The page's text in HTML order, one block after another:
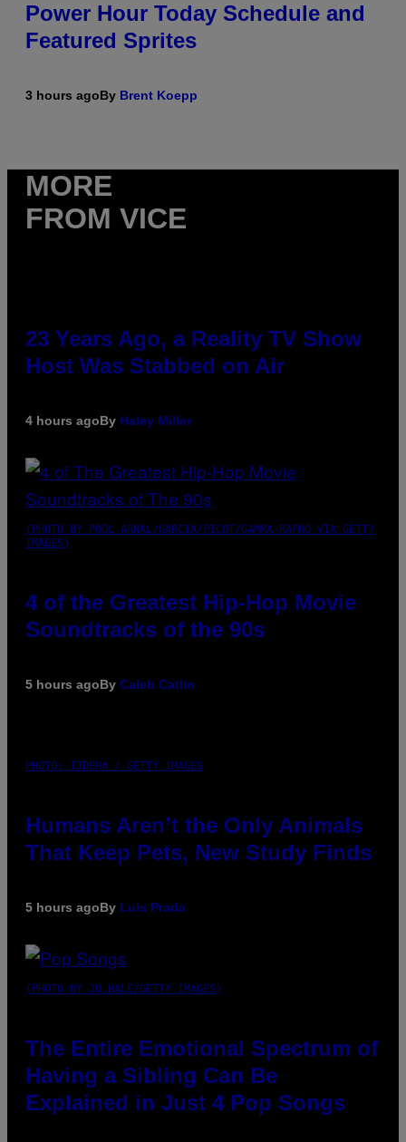
Power Hour Today Schedule and
Featured Sprites
3 hours agoBy Brent Koepp
MORE
FROM VICE
23 Years Ago, a Reality TV Show
Host Was Stabbed on Air
4 hours agoBy Haley Miller
(PHOTO BY POOL ARNAL/GARCIA/PICOT/GAMMA-RAPHO VIA GETTY
IMAGES)
4 of the Greatest Hip-Hop Movie
Soundtracks of the 90s
5 hours agoBy Caleb Catlin
PHOTO: IJDEMA / GETTY IMAGES
Humans Aren’t the Only Animals
That Keep Pets, New Study Finds
5 hours agoBy Luis Prada
(PHOTO BY JO HALE/GETTY IMAGES)
The Entire Emotional Spectrum of
Having a Sibling Can Be
Explained in Just 4 Pop Songs